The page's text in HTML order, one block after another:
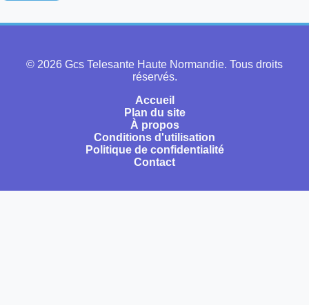
© 2026 Gcs Telesante Haute Normandie. Tous droits
réservés.
Accueil
Plan du site
À propos
Conditions d'utilisation
Politique de confidentialité
Contact